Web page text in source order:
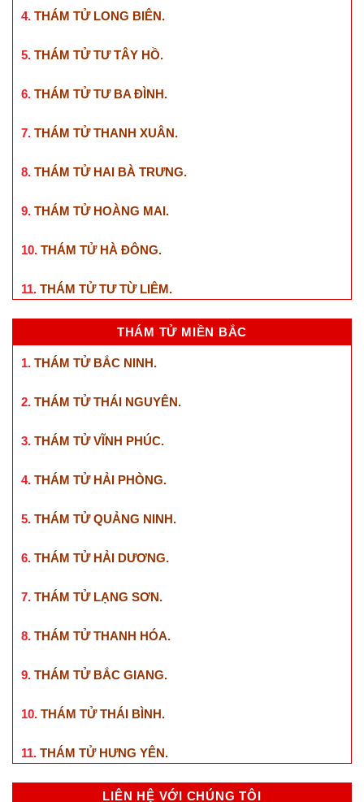
4. THÁM TỬ LONG BIÊN.
5. THÁM TỬ TƯ TÂY HỒ.
6. THÁM TỬ TƯ BA ĐÌNH.
7. THÁM TỬ THANH XUÂN.
8. THÁM TỬ HAI BÀ TRƯNG.
9. THÁM TỬ HOÀNG MAI.
10. THÁM TỬ HÀ ĐÔNG.
11. THÁM TỬ TƯ TỪ LIÊM.
THÁM TỬ MIỀN BẮC
1. THÁM TỬ BẮC NINH.
2. THÁM TỬ THÁI NGUYÊN.
3. THÁM TỬ VĨNH PHÚC.
4. THÁM TỬ HẢI PHÒNG.
5. THÁM TỬ QUẢNG NINH.
6. THÁM TỬ HẢI DƯƠNG.
7. THÁM TỬ LẠNG SƠN.
8. THÁM TỬ THANH HÓA.
9. THÁM TỬ BẮC GIANG.
10. THÁM TỬ THÁI BÌNH.
11. THÁM TỬ HƯNG YÊN.
LIÊN HỆ VỚI CHÚNG TÔI